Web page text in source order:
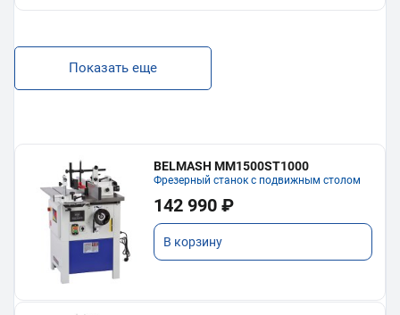
Показать еще
BELMASH MM1500ST1000
Фрезерный станок с подвижным столом
142 990 ₽
В корзину